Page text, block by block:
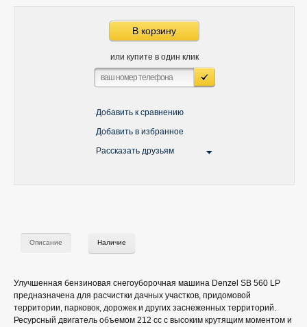
В корзину
или купите в один клик
Добавить к сравнению
Добавить в избранное
Рассказать друзьям
Описание Наличие
Улучшенная бензиновая снегоуборочная машина Denzel SB 560 LP
предназначена для расчистки дачных участков, придомовой
территории, парковок, дорожек и других заснеженных территорий.
Ресурсный двигатель объемом 212 сс с высоким крутящим моментом и